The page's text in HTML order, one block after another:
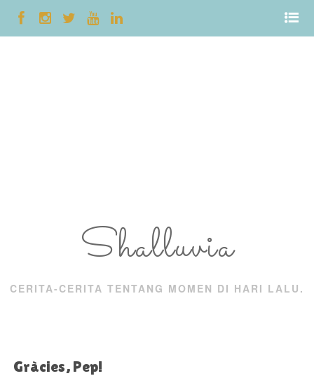
Shalluvia
CERITA-CERITA TENTANG MOMEN DI HARI LALU.
Gràcies, Pep!